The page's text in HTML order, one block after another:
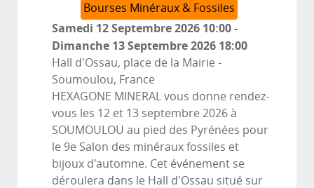
Bourses Minéraux & Fossiles
Samedi 12 Septembre 2026 10:00-
Dimanche 13 Septembre 2026 18:00
Hall d'Ossau, place de la Mairie -
Soumoulou, France
HEXAGONE MINERAL vous donne rendez-
vous les 12 et 13 septembre 2026 à
SOUMOULOU au pied des Pyrénées pour
le 9e Salon des minéraux fossiles et
bijoux d'automne. Cet événement se
déroulera dans le Hall d'Ossau situé sur